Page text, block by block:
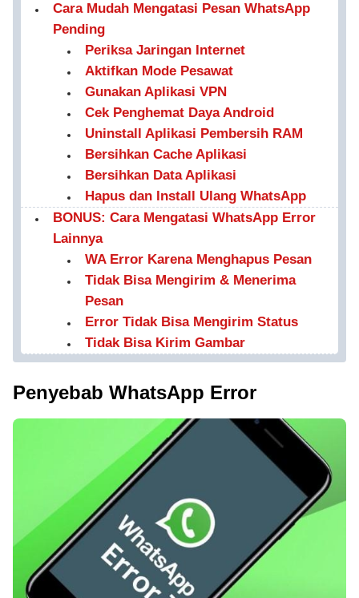
Cara Mudah Mengatasi Pesan WhatsApp
Pending
Periksa Jaringan Internet
Aktifkan Mode Pesawat
Gunakan Aplikasi VPN
Cek Penghemat Daya Android
Uninstall Aplikasi Pembersih RAM
Bersihkan Cache Aplikasi
Bersihkan Data Aplikasi
Hapus dan Install Ulang WhatsApp
BONUS: Cara Mengatasi WhatsApp Error
Lainnya
WA Error Karena Menghapus Pesan
Tidak Bisa Mengirim & Menerima
Pesan
Error Tidak Bisa Mengirim Status
Tidak Bisa Kirim Gambar
Penyebab WhatsApp Error